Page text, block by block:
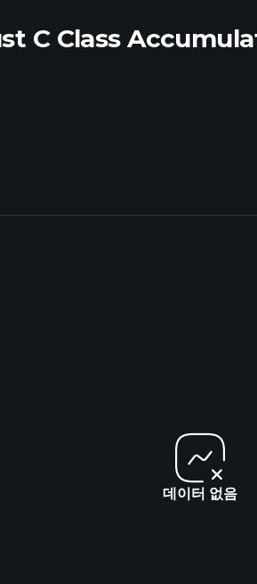
C Class
데이터 없음